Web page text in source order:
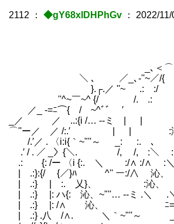
2112 ： ◆gY68xIDHPhGv ： 2022/
_.. -‐…‐-ミ__彡'
､丶` _,,.. ‐
_､＜⌒
＼ ､ ／_､
}.┌.／ ''~ .: :/ :{
''^~￣~^ {/ /. .: /
／_ -=ﾆ⌒{￣/￣~^ﾞﾞ
_／ ／ ..:{i /… ‐-
⌒''ー／ ／ /:.′ | | :沁
/.′／ . 〈i:i{｀~"''～
.′ / . ／ _〉{＼. /, /,
.: {: /ー 〈i {:. ＼ :/∧
| .:}:{/ {／}ﾊ ^'' ー:/∧ 沁
| .:} | :. 乂}、 :沁、
| .:} |: ハ{: 沁、~"''… ‐-ミ .
| .:} |: /∧ 沁、 ﾆ=- _ ｀`
| .:} .八 /∧. ＼｀~"''～ _